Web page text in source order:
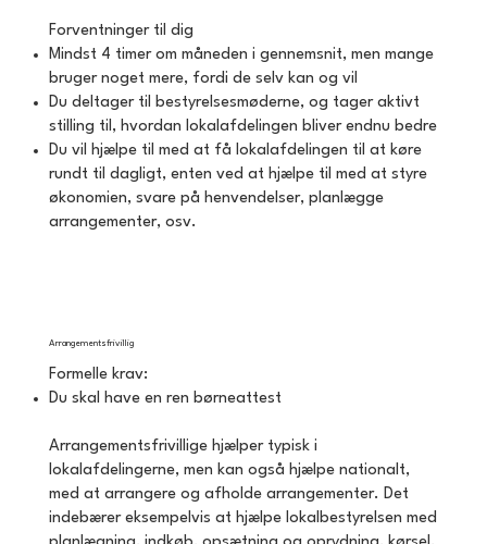
Forventninger til dig
Mindst 4 timer om måneden i gennemsnit, men mange
bruger noget mere, fordi de selv kan og vil
Du deltager til bestyrelsesmøderne, og tager aktivt
stilling til, hvordan lokalafdelingen bliver endnu bedre
Du vil hjælpe til med at få lokalafdelingen til at køre
rundt til dagligt, enten ved at hjælpe til med at styre
økonomien, svare på henvendelser, planlægge
arrangementer, osv.
Arrangementsfrivillig
Formelle krav:
Du skal have en ren børneattest
Arrangementsfrivillige hjælper typisk i
lokalafdelingerne, men kan også hjælpe nationalt,
med at arrangere og afholde arrangementer. Det
indebærer eksempelvis at hjælpe lokalbestyrelsen med